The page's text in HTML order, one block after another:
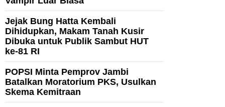
Jejak Bung Hatta Kembali
Dihidupkan, Makam Tanah Kusir
Dibuka untuk Publik Sambut HUT
ke-81 RI
POPSI Minta Pemprov Jambi
Batalkan Moratorium PKS, Usulkan
Skema Kemitraan